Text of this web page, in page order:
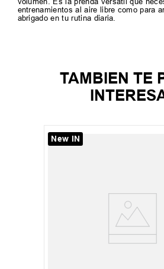
entrenamientos al aire libre como para
abrigado en tu rutina diaria.
TAMBIEN TE
New IN